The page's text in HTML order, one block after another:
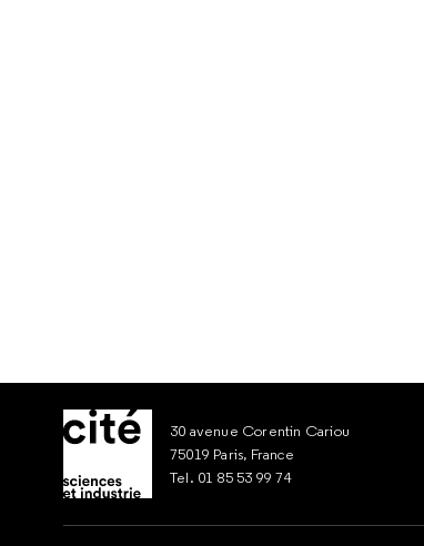
30 avenue Corentin Cariou
75019 Paris, France
Tel. 01 85 53 99 74